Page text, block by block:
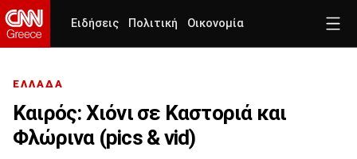
Ειδήσεις Πολιτική Οικονομία
ΕΛΛΑΔΑ
Καιρός: Χιόνι σε Καστοριά και
Φλώρινα (pics & vid)